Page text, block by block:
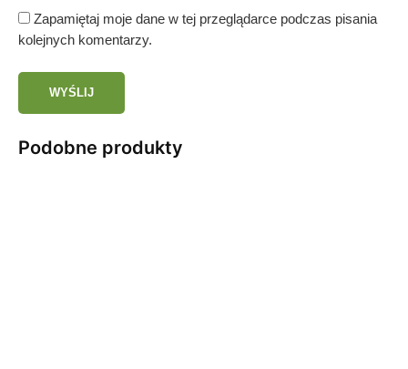
Zapamiętaj moje dane w tej przeglądarce podczas pisania
kolejnych komentarzy.
Podobne produkty